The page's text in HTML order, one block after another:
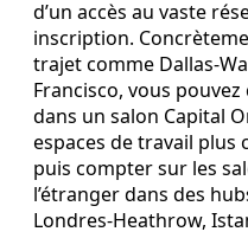
d’un accès au vaste
inscription.
trajet comme
Francisco, vous
dans un salon Capital
espaces de travail plus
puis compter sur les
l’étranger dans des
Londres‑Heathrow,